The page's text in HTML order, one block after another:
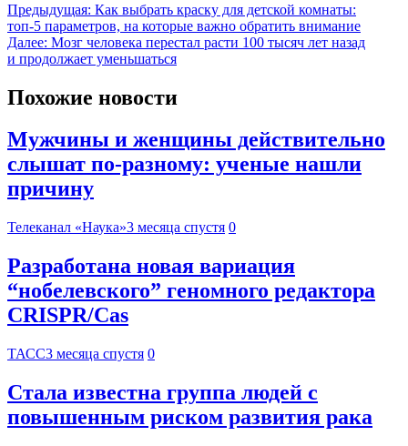
Предыдущая: Как выбрать краску для детской комнаты:
топ-5 параметров, на которые важно обратить внимание
Далее: Мозг человека перестал расти 100 тысяч лет назад
и продолжает уменьшаться
Похожие новости
Мужчины и женщины действительно
слышат по-разному: ученые нашли
причину
Телеканал «Наука»3 месяца спустя 0
Разработана новая вариация
“нобелевского” геномного редактора
CRISPR/Cas
ТАСС3 месяца спустя 0
Стала известна группа людей с
повышенным риском развития рака